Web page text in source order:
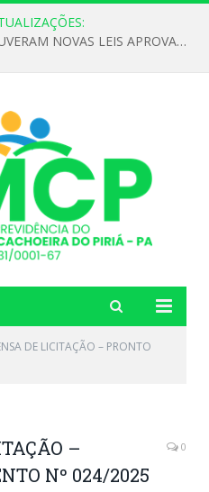
DECLARAMOS QUE NÃO HOUVERAM NOVAS LEIS APROVADAS ATÉ O MOMENTO PARA O INSTITUTO DE PREVIDÊNCIA NO ANO DE 2026
DE LICITAÇÃO – PRONTO
–
Nº 024/2025
0